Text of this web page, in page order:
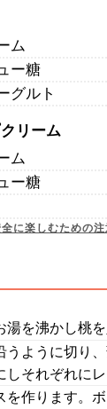
ム
ー糖
グルト
リーム
ム
ー糖
に楽しむための
湯を沸かし桃
うように切り
しそれぞれに
を作ります。